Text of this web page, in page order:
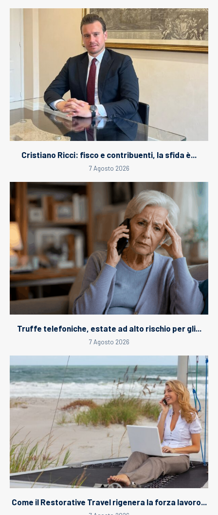
Cristiano Ricci: fisco e contribuenti, la sfida è...
7 Agosto 2026
Truffe telefoniche, estate ad alto rischio per gli...
7 Agosto 2026
Come il Restorative Travel rigenera la forza lavoro...